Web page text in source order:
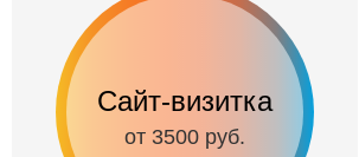
Сайт-визитка
от 3500 руб.